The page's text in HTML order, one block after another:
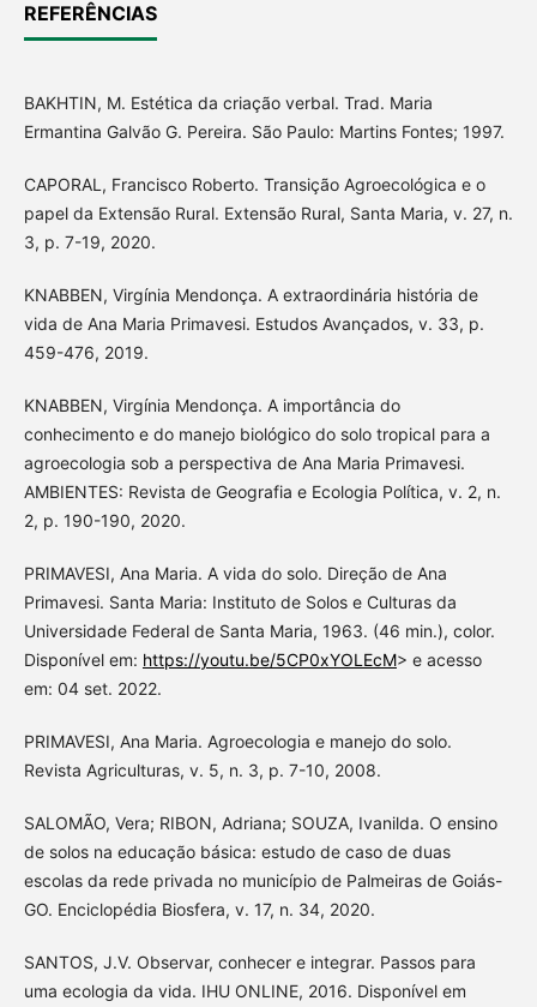
REFERÊNCIAS
BAKHTIN, M. Estética da criação verbal. Trad. Maria
Ermantina Galvão G. Pereira. São Paulo: Martins Fontes; 1997.
CAPORAL, Francisco Roberto. Transição Agroecológica e o
papel da Extensão Rural. Extensão Rural, Santa Maria, v. 27, n.
3, p. 7-19, 2020.
KNABBEN, Virgínia Mendonça. A extraordinária história de
vida de Ana Maria Primavesi. Estudos Avançados, v. 33, p.
459-476, 2019.
KNABBEN, Virgínia Mendonça. A importância do
conhecimento e do manejo biológico do solo tropical para a
agroecologia sob a perspectiva de Ana Maria Primavesi.
AMBIENTES: Revista de Geografia e Ecologia Política, v. 2, n.
2, p. 190-190, 2020.
PRIMAVESI, Ana Maria. A vida do solo. Direção de Ana
Primavesi. Santa Maria: Instituto de Solos e Culturas da
Universidade Federal de Santa Maria, 1963. (46 min.), color.
Disponível em: https://youtu.be/5CP0xYOLEcM> e acesso
em: 04 set. 2022.
PRIMAVESI, Ana Maria. Agroecologia e manejo do solo.
Revista Agriculturas, v. 5, n. 3, p. 7-10, 2008.
SALOMÃO, Vera; RIBON, Adriana; SOUZA, Ivanilda. O ensino
de solos na educação básica: estudo de caso de duas
escolas da rede privada no município de Palmeiras de Goiás-
GO. Enciclopédia Biosfera, v. 17, n. 34, 2020.
SANTOS, J.V. Observar, conhecer e integrar. Passos para
uma ecologia da vida. IHU ONLINE, 2016. Disponível em